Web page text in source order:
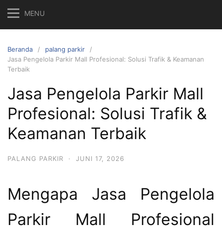
MENU
Beranda
palang parkir
Jasa Pengelola Parkir Mall Profesional: Solusi Trafik & Keamanan
Terbaik
Jasa Pengelola Parkir Mall
Profesional: Solusi Trafik &
Keamanan Terbaik
PALANG PARKIR · JUNI 17, 2026
Mengapa Jasa Pengelola
Parkir Mall Profesional